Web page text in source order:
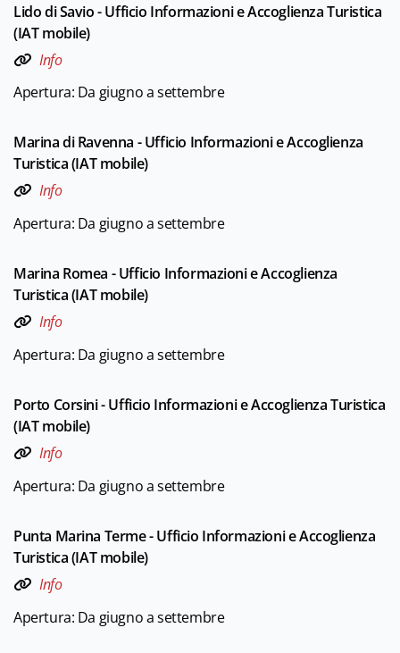
Lido di Savio - Ufficio Informazioni e Accoglienza Turistica
(IAT mobile)
Info
Apertura: Da giugno a settembre
Marina di Ravenna - Ufficio Informazioni e Accoglienza
Turistica (IAT mobile)
Info
Apertura: Da giugno a settembre
Marina Romea - Ufficio Informazioni e Accoglienza
Turistica (IAT mobile)
Info
Apertura: Da giugno a settembre
Porto Corsini - Ufficio Informazioni e Accoglienza Turistica
(IAT mobile)
Info
Apertura: Da giugno a settembre
Punta Marina Terme - Ufficio Informazioni e Accoglienza
Turistica (IAT mobile)
Info
Apertura: Da giugno a settembre